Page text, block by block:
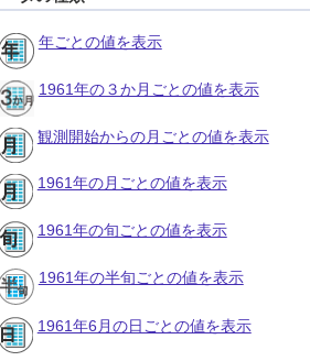
年ごとの値を表示
1961年の３か月ごとの値を表示
観測開始からの月ごとの値を表示
1961年の月ごとの値を表示
1961年の旬ごとの値を表示
1961年の半旬ごとの値を表示
1961年6月の日ごとの値を表示